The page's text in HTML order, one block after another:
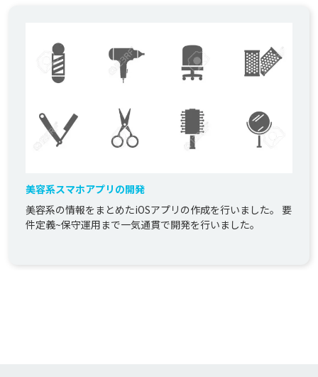
美容系スマホアプリの開発
美容系の情報をまとめたiOSアプリの作成を行いました。 要
件定義~保守運用まで一気通貫で開発を行いました｡